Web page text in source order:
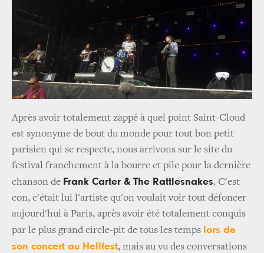
Après avoir totalement zappé à quel point Saint-Cloud
est synonyme de bout du monde pour tout bon petit
parisien qui se respecte, nous arrivons sur le site du
festival franchement à la bourre et pile pour la dernière
chanson de Frank Carter & The Rattlesnakes. C'est
con, c'était lui l'artiste qu'on voulait voir tout défoncer
aujourd'hui à Paris, après avoir été totalement conquis
par le plus grand circle-pit de tous les temps lors de
son concert au Hellfest, mais au vu des conversations